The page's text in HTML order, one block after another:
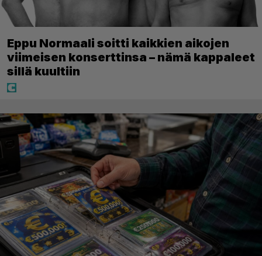
Eppu Normaali soitti kaikkien aikojen
viimeisen konserttinsa – nämä kappaleet
sillä kuultiin